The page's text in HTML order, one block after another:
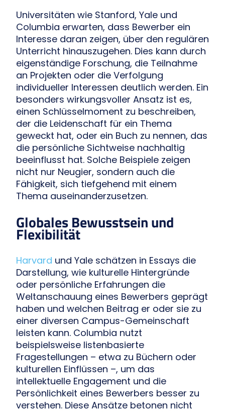
Universitäten wie Stanford, Yale und
Columbia erwarten, dass Bewerber ein
Interesse daran zeigen, über den regulären
Unterricht hinauszugehen. Dies kann durch
eigenständige Forschung, die Teilnahme
an Projekten oder die Verfolgung
individueller Interessen deutlich werden. Ein
besonders wirkungsvoller Ansatz ist es,
einen Schlüsselmoment zu beschreiben,
der die Leidenschaft für ein Thema
geweckt hat, oder ein Buch zu nennen, das
die persönliche Sichtweise nachhaltig
beeinflusst hat. Solche Beispiele zeigen
nicht nur Neugier, sondern auch die
Fähigkeit, sich tiefgehend mit einem
Thema auseinanderzusetzen.
Globales Bewusstsein und
Flexibilität
Harvard und Yale schätzen in Essays die
Darstellung, wie kulturelle Hintergründe
oder persönliche Erfahrungen die
Weltanschauung eines Bewerbers geprägt
haben und welchen Beitrag er oder sie zu
einer diversen Campus-Gemeinschaft
leisten kann. Columbia nutzt
beispielsweise listenbasierte
Fragestellungen – etwa zu Büchern oder
kulturellen Einflüssen –, um das
intellektuelle Engagement und die
Persönlichkeit eines Bewerbers besser zu
verstehen. Diese Ansätze betonen nicht